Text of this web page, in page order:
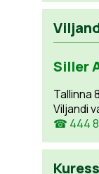
Siller
Tallinna
Viljandi
☎ 444